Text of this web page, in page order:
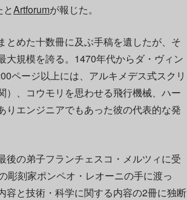
Artforumが報じた。
とめた十数冊に及ぶ手稿を遺したが、そ
規模を誇る。1470年代からダ・ヴィン
ページ以上には、アルキメデス式スクリ
）、コウモリを思わせる飛行機械、ハー
りエンジニアでもあった彼の代表的な発
後の弟子フランチェスコ・メルツィに受
彫刻家ポンペオ・レオーニの手に渡っ
容と技術・科学に関する内容の2冊に独断